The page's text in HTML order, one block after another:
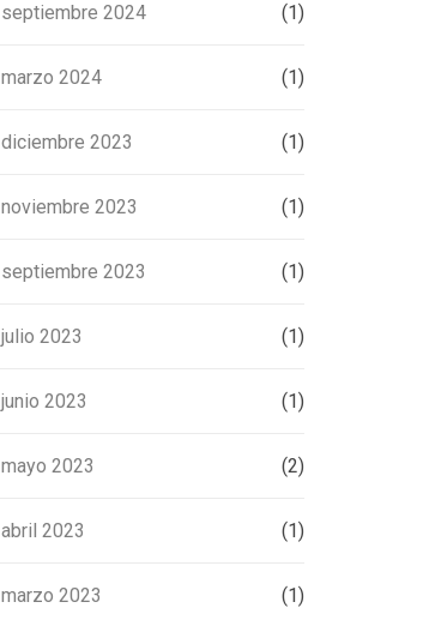
septiembre 2024 (1)
marzo 2024 (1)
diciembre 2023 (1)
noviembre 2023 (1)
septiembre 2023 (1)
julio 2023 (1)
junio 2023 (1)
mayo 2023 (2)
abril 2023 (1)
marzo 2023 (1)